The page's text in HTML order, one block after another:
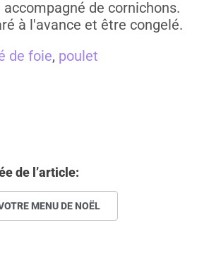
de cornichons.
à l'avance et être congelé.
de foie, poulet
de l’article:
MENU DE NOËL